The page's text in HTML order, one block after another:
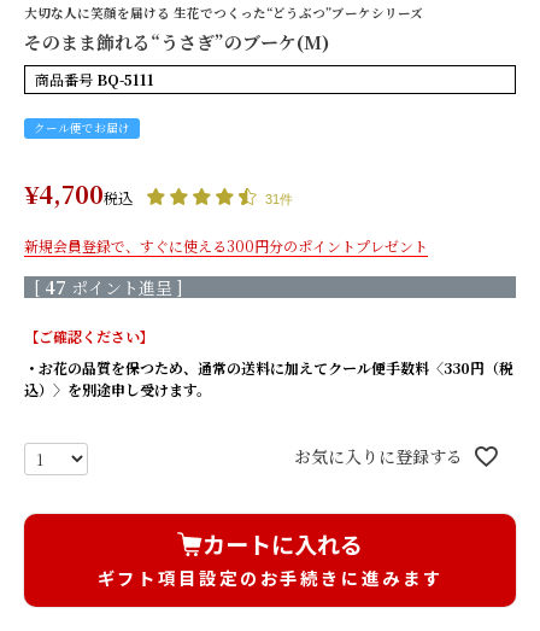
シーンから探す
お供え 誕生日
生花×プリザ
枯れないバラと生花の花束/
レッド
枯れないバラと生花の花束/
きせかえローズ(エクリュ) 香
りのサシェ付き
きせかえローズ(ヌードピー
チ) 香りのサシェ付き
もっと見る
そのまま飾れるブーケ(生花)
大切な人に笑顔を届ける 生花でつくった“どうぶつ”ブーケシリーズ
そのまま飾れる“うさぎ”のブーケ(M)
商品番号 BQ-5111
クール便でお届け
¥4,700税込 31件
新規会員登録で、すぐに使える300円分のポイントプレゼント
[ 47 ポイント進呈 ]
【ご確認ください】
・お花の品質を保つため、通常の送料に加えてクール便手数料〈330円（税
込）〉を別途申し受けます。
お気に入りに登録する
カートに入れる
ギフト項目設定のお手続きに進みます